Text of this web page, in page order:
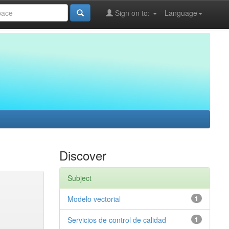
Language
Sign on to:
Discover
Subject
1
Modelo vectorial
1
Servicios de control de calidad